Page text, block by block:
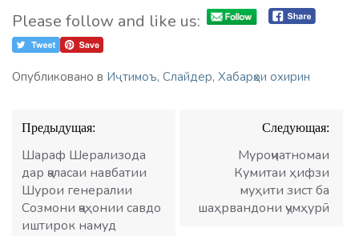
Please follow and like us:
Опубликовано в Иҷтимоъ, Слайдер, Хабарҳои охирин
Навигация
по
записям
Предыдущая:
Шараф Шерализода
дар ҷаласаи навбатии
Шурои генералии
Созмони ҷаҳонии савдо
иштирок намуд
Следующая:
Муроҷиатномаи
Кумитаи ҳифзи
муҳити зист ба
шаҳрвандони ҷумҳурӣ